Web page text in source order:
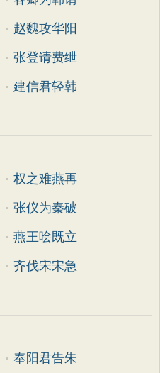
赵魏攻华阳
张登请费绁
建信君轻韩
权之难燕再
张仪为秦破
燕王哙既立
齐伐宋宋急
奉阳君告朱